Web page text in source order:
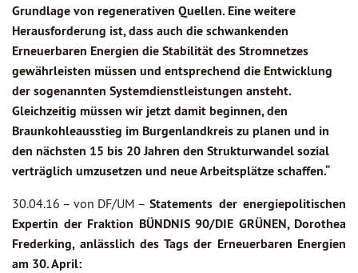
Grundlage von regenerativen Quellen. Eine weitere
Herausforderung ist, dass auch die schwankenden
Erneuerbaren Energien die Stabilität des Stromnetzes
gewährleisten müssen und entsprechend die Entwicklung
der sogenannten Systemdienstleistungen ansteht.
Gleichzeitig müssen wir jetzt damit beginnen, den
Braunkohleausstieg im Burgenlandkreis zu planen und in
den nächsten 15 bis 20 Jahren den Strukturwandel sozial
verträglich umzusetzen und neue Arbeitsplätze schaffen.“
30.04.16 – von DF/UM – Statements der energiepolitischen
Expertin der Fraktion BÜNDNIS 90/DIE GRÜNEN, Dorothea
Frederking, anlässlich des Tags der Erneuerbaren Energien
am 30. April: